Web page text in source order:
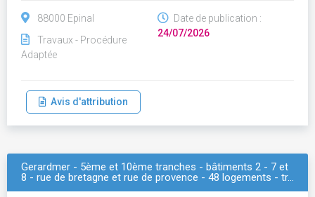
88000 Epinal
Travaux - Procédure
Adaptée
Date de publication :
24/07/2026
Avis d'attribution
Gerardmer - 5ème et 10ème tranches - bâtiments 2 - 7 et
8 - rue de bretagne et rue de provence - 48 logements - tr…